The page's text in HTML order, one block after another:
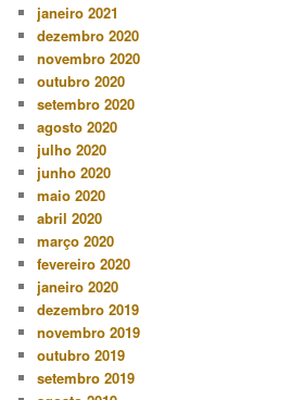
janeiro 2021
dezembro 2020
novembro 2020
outubro 2020
setembro 2020
agosto 2020
julho 2020
junho 2020
maio 2020
abril 2020
março 2020
fevereiro 2020
janeiro 2020
dezembro 2019
novembro 2019
outubro 2019
setembro 2019